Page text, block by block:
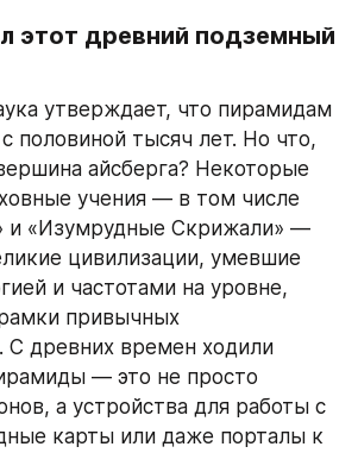
этот древний подземный
утверждает, что пирамидам
половиной тысяч лет. Но что,
айсберга? Некоторые
учения — в том числе
и «Изумрудные Скрижали» —
цивилизации, умевшие
и частотами на уровне,
привычных
С древних времен ходили
— это не просто
а устройства для работы с
карты или даже порталы к